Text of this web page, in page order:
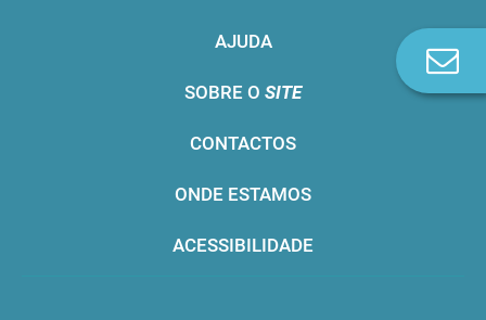
AJUDA
SOBRE O SITE
CONTACTOS
ONDE ESTAMOS
ACESSIBILIDADE